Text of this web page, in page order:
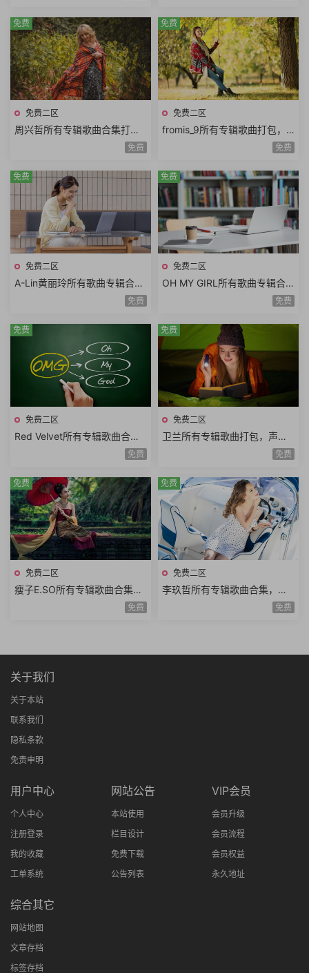
免费二区
周兴哲所有专辑歌曲合集打
包，酷似韩剧《来自星星的免费
免费
免费二区
fromis_9所有专辑歌曲打包，
九位来自《偶像学校》的女孩
免费
免费
免费二区
A-Lin黄丽玲所有歌曲专辑合
集，张惠妹的嗓音与蔡依林的
免费
免费
免费二区
OH MY GIRL所有歌曲专辑合
集，韩国青春美少女演唱组合
免费
免费
免费二区
Red Velvet所有专辑歌曲合
集，红色 (Red)与天鹅绒 (Velv
免费
免费
免费二区
卫兰所有专辑歌曲打包，声音
免费
免费
免费二区
瘦子E.SO所有专辑歌曲合集，
免费
免费
免费二区
李玖哲所有专辑歌曲合集，喜
免费
免费
关于我们
关于本站
联系我们
隐私条款
免责申明
用户中心
个人中心
注册登录
我的收藏
工单系统
网站公告
本站使用
栏目设计
免费下载
公告列表
VIP会员
会员升级
会员流程
会员权益
永久地址
综合其它
网站地图
文章存档
标签存档